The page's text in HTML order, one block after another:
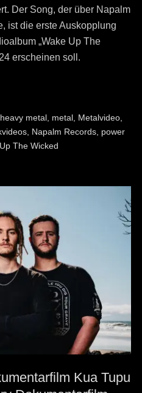
Der Song, der über Napalm
ist die erste Auskopplung
„Wake Up The
erscheinen soll.
heavy metal, metal, Metalvideo,
, Napalm Records, power
The Wicked
Kua Tupu